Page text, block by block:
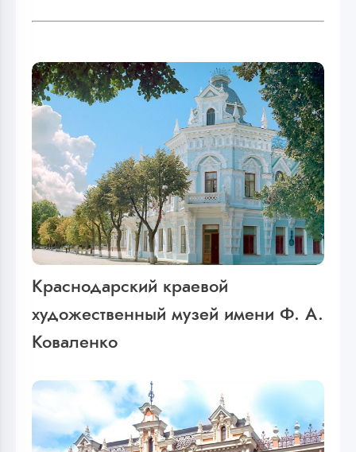
Краснодарский краевой
художественный музей имени Ф. А.
Коваленко